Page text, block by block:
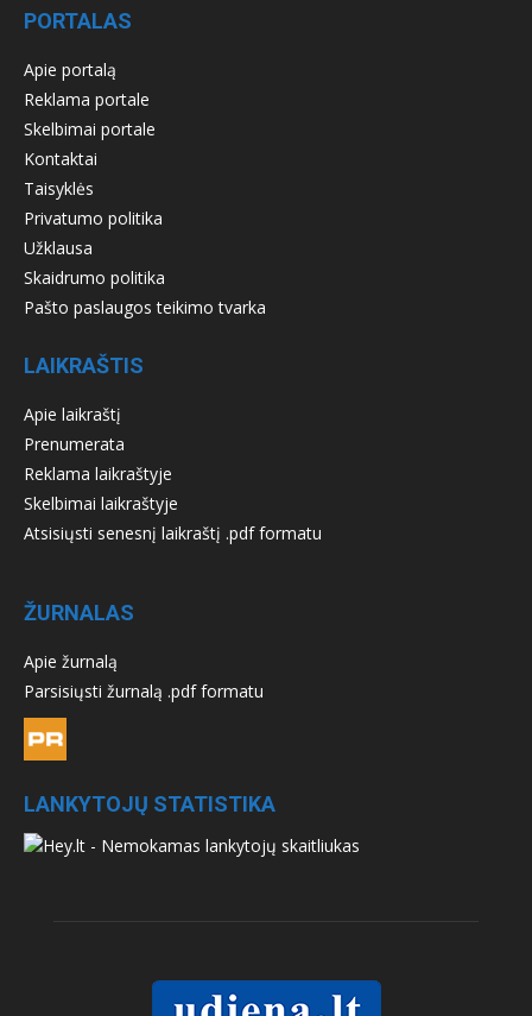
PORTALAS
Apie portalą
Reklama portale
Skelbimai portale
Kontaktai
Taisyklės
Privatumo politika
Užklausa
Skaidrumo politika
Pašto paslaugos teikimo tvarka
LAIKRAŠTIS
Apie laikraštį
Prenumerata
Reklama laikraštyje
Skelbimai laikraštyje
Atsisiųsti senesnį laikraštį .pdf formatu
ŽURNALAS
Apie žurnalą
Parsisiųsti žurnalą .pdf formatu
LANKYTOJŲ STATISTIKA